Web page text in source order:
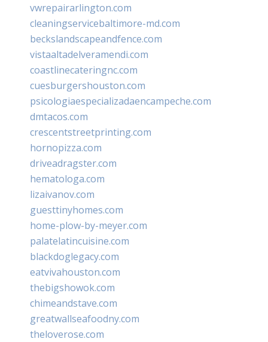
vwrepairarlington.com
cleaningservicebaltimore-md.com
beckslandscapeandfence.com
vistaaltadelveramendi.com
coastlinecateringnc.com
cuesburgershouston.com
psicologiaespecializadaencampeche.com
dmtacos.com
crescentstreetprinting.com
hornopizza.com
driveadragster.com
hematologa.com
lizaivanov.com
guesttinyhomes.com
home-plow-by-meyer.com
palatelatincuisine.com
blackdoglegacy.com
eatvivahouston.com
thebigshowok.com
chimeandstave.com
greatwallseafoodny.com
theloverose.com